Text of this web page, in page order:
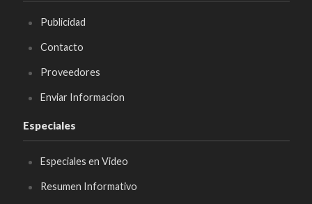
Publicidad
Contacto
Proveedores
Enviar Informacion
Especiales
Especiales en Video
Resumen Informativo